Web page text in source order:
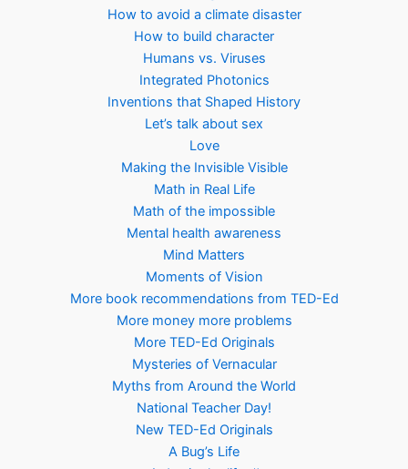
How to avoid a climate disaster
How to build character
Humans vs. Viruses
Integrated Photonics
Inventions that Shaped History
Let’s talk about sex
Love
Making the Invisible Visible
Math in Real Life
Math of the impossible
Mental health awareness
Mind Matters
Moments of Vision
More book recommendations from TED-Ed
More money more problems
More TED-Ed Originals
Mysteries of Vernacular
Myths from Around the World
National Teacher Day!
New TED-Ed Originals
A Bug’s Life